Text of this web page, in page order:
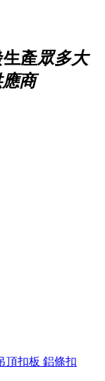
生產眾多大
商
頂扣板 鋁條扣